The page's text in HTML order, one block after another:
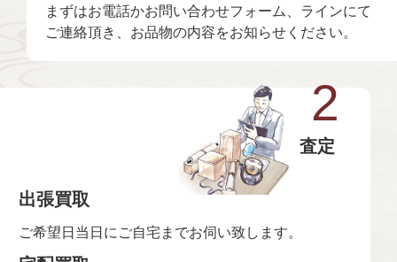
まずはお電話かお問い合わせフォーム、ラインにて
ご連絡頂き、お品物の内容をお知らせください。
2
査定
出張買取
ご希望日当日にご自宅までお伺い致します。